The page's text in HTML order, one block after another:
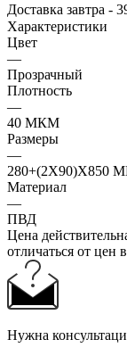
Доставка завтра -
Характеристики
Цвет
—
Прозрачный
Плотность
—
40 МКМ
Размеры
—
280+(2Х90)Х850
Материал
—
ПВД
Цена
отличаться от цен
Нужна